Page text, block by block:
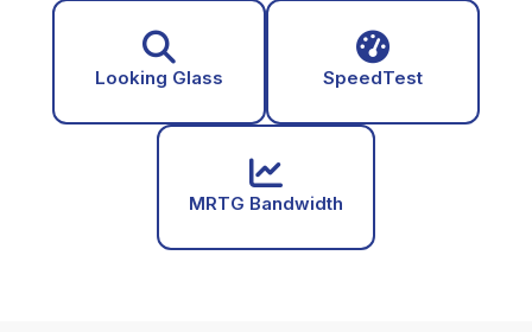
Looking Glass SpeedTest
MRTG Bandwidth